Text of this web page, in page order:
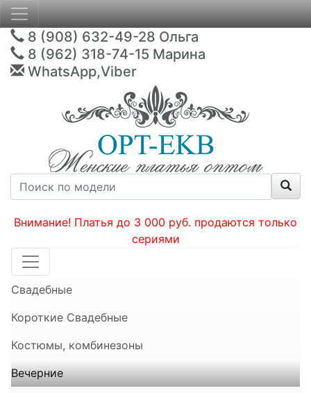
8 (908) 632-49-28 Ольга
8 (962) 318-74-15 Марина
WhatsApp,Viber
Внимание! Платья до 3 000 руб. продаются только
сериями
Свадебные
Короткие Свадебные
Костюмы, комбинезоны
Вечерние